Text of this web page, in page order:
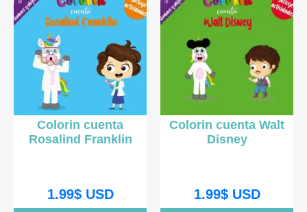
Colorin cuenta
Rosalind Franklin
1.99$USD
Colorin cuenta Walt
Disney
1.99$USD